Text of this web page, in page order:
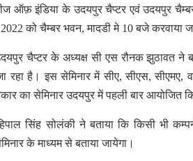
ऑफ़ इंडिया के उदयपुर चैप्टर एवं उदयपुर चैम्बर
को चैम्बर भवन, मादडी मे 10 बजे करवाया
चैप्टर के अध्यक्ष सी एस रौनक झुठावत ने
रहा है। इस सेमिनार में सीए, सीएस,
का सेमिनार उदयपुर में पहली बार आयोजित
सिंह सोलंकी ने बताया कि किसी भी
के माध्यम से बताया जायेगा।